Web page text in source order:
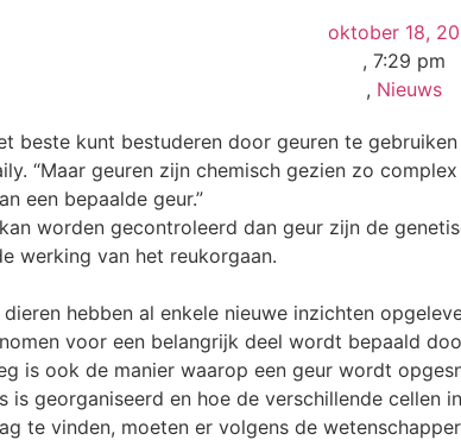
oktober 18,
, 7:29 pm
, Nieuws
beste kunt bestuderen door geuren te
“Maar geuren zijn chemisch gezien zo
een bepaalde geur.”
worden gecontroleerd dan geur zijn de
werking van het reukorgaan.
hebben al enkele nieuwe inzichten
voor een belangrijk deel wordt bepaald
is ook de manier waarop een geur wordt
is georganiseerd en hoe de verschillende cellen
te vinden, moeten er volgens de